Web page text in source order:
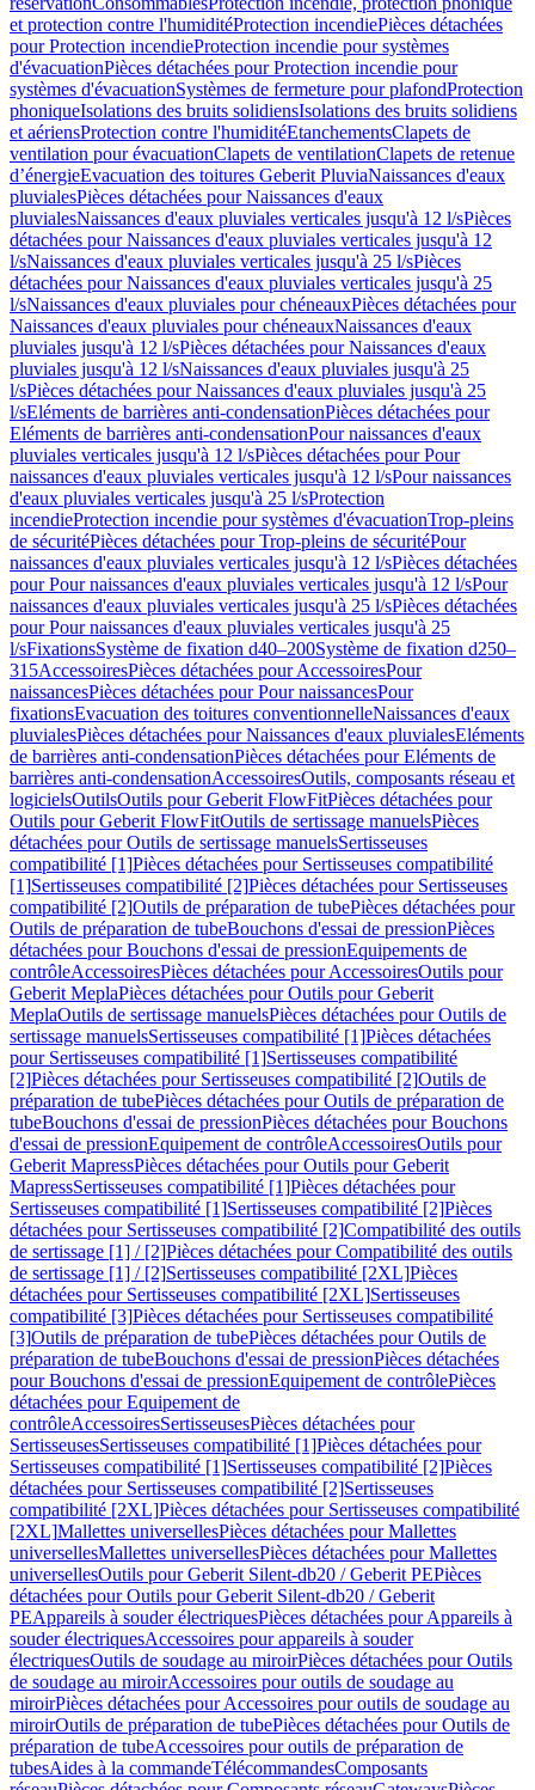
et protection contre l'humiditéProtection incendiePièces détachées
pour Protection incendieProtection incendie pour systèmes
d'évacuationPièces détachées pour Protection incendie pour
systèmes d'évacuationSystèmes de fermeture pour plafondProtection
phoniqueIsolations des bruits solidiensIsolations des bruits solidiens
et aériensProtection contre l'humiditéEtanchementsClapets de
ventilation pour évacuationClapets de ventilationClapets de retenue
d’énergieEvacuation des toitures Geberit PluviaNaissances d'eaux
pluvialesPièces détachées pour Naissances d'eaux
pluvialesNaissances d'eaux pluviales verticales jusqu'à 12 l/sPièces
détachées pour Naissances d'eaux pluviales verticales jusqu'à 12
l/sNaissances d'eaux pluviales verticales jusqu'à 25 l/sPièces
détachées pour Naissances d'eaux pluviales verticales jusqu'à 25
l/sNaissances d'eaux pluviales pour chéneauxPièces détachées pour
Naissances d'eaux pluviales pour chéneauxNaissances d'eaux
pluviales jusqu'à 12 l/sPièces détachées pour Naissances d'eaux
pluviales jusqu'à 12 l/sNaissances d'eaux pluviales jusqu'à 25
l/sPièces détachées pour Naissances d'eaux pluviales jusqu'à 25
l/sEléments de barrières anti-condensationPièces détachées pour
Eléments de barrières anti-condensationPour naissances d'eaux
pluviales verticales jusqu'à 12 l/sPièces détachées pour Pour
naissances d'eaux pluviales verticales jusqu'à 12 l/sPour naissances
d'eaux pluviales verticales jusqu'à 25 l/sProtection
incendieProtection incendie pour systèmes d'évacuationTrop-pleins
de sécuritéPièces détachées pour Trop-pleins de sécuritéPour
naissances d'eaux pluviales verticales jusqu'à 12 l/sPièces détachées
pour Pour naissances d'eaux pluviales verticales jusqu'à 12 l/sPour
naissances d'eaux pluviales verticales jusqu'à 25 l/sPièces détachées
pour Pour naissances d'eaux pluviales verticales jusqu'à 25
l/sFixationsSystème de fixation d40–200Système de fixation d250–
315AccessoiresPièces détachées pour AccessoiresPour
naissancesPièces détachées pour Pour naissancesPour
fixationsEvacuation des toitures conventionnelleNaissances d'eaux
pluvialesPièces détachées pour Naissances d'eaux pluvialesEléments
de barrières anti-condensationPièces détachées pour Eléments de
barrières anti-condensationAccessoiresOutils, composants réseau et
logicielsOutilsOutils pour Geberit FlowFitPièces détachées pour
Outils pour Geberit FlowFitOutils de sertissage manuelsPièces
détachées pour Outils de sertissage manuelsSertisseuses
compatibilité [1]Pièces détachées pour Sertisseuses compatibilité
[1]Sertisseuses compatibilité [2]Pièces détachées pour Sertisseuses
compatibilité [2]Outils de préparation de tubePièces détachées pour
Outils de préparation de tubeBouchons d'essai de pressionPièces
détachées pour Bouchons d'essai de pressionEquipements de
contrôleAccessoiresPièces détachées pour AccessoiresOutils pour
Geberit MeplaPièces détachées pour Outils pour Geberit
MeplaOutils de sertissage manuelsPièces détachées pour Outils de
sertissage manuelsSertisseuses compatibilité [1]Pièces détachées
pour Sertisseuses compatibilité [1]Sertisseuses compatibilité
[2]Pièces détachées pour Sertisseuses compatibilité [2]Outils de
préparation de tubePièces détachées pour Outils de préparation de
tubeBouchons d'essai de pressionPièces détachées pour Bouchons
d'essai de pressionEquipement de contrôleAccessoiresOutils pour
Geberit MapressPièces détachées pour Outils pour Geberit
MapressSertisseuses compatibilité [1]Pièces détachées pour
Sertisseuses compatibilité [1]Sertisseuses compatibilité [2]Pièces
détachées pour Sertisseuses compatibilité [2]Compatibilité des outils
de sertissage [1] / [2]Pièces détachées pour Compatibilité des outils
de sertissage [1] / [2]Sertisseuses compatibilité [2XL]Pièces
détachées pour Sertisseuses compatibilité [2XL]Sertisseuses
compatibilité [3]Pièces détachées pour Sertisseuses compatibilité
[3]Outils de préparation de tubePièces détachées pour Outils de
préparation de tubeBouchons d'essai de pressionPièces détachées
pour Bouchons d'essai de pressionEquipement de contrôlePièces
détachées pour Equipement de
contrôleAccessoiresSertisseusesPièces détachées pour
SertisseusesSertisseuses compatibilité [1]Pièces détachées pour
Sertisseuses compatibilité [1]Sertisseuses compatibilité [2]Pièces
détachées pour Sertisseuses compatibilité [2]Sertisseuses
compatibilité [2XL]Pièces détachées pour Sertisseuses compatibilité
[2XL]Mallettes universellesPièces détachées pour Mallettes
universellesMallettes universellesPièces détachées pour Mallettes
universellesOutils pour Geberit Silent-db20 / Geberit PEPièces
détachées pour Outils pour Geberit Silent-db20 / Geberit
PEAppareils à souder électriquesPièces détachées pour Appareils à
souder électriquesAccessoires pour appareils à souder
électriquesOutils de soudage au miroirPièces détachées pour Outils
de soudage au miroirAccessoires pour outils de soudage au
miroirPièces détachées pour Accessoires pour outils de soudage au
miroirOutils de préparation de tubePièces détachées pour Outils de
préparation de tubeAccessoires pour outils de préparation de
tubesAides à la commandeTélécommandesComposants